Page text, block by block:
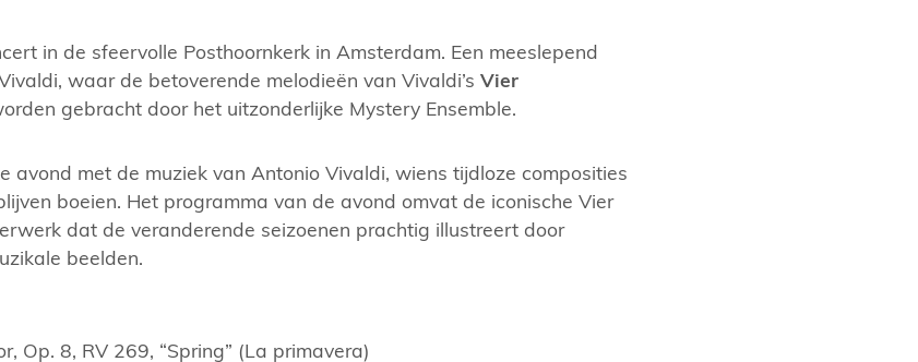
in de sfeervolle Posthoornkerk in Amsterdam. Een meeslepend
waar de betoverende melodieën van Vivaldi’s Vier
gebracht door het uitzonderlijke Mystery Ensemble.
avond met de muziek van Antonio Vivaldi, wiens tijdloze composities
boeien. Het programma van de avond omvat de iconische Vier
dat de veranderende seizoenen prachtig illustreert door
beelden.
Op. 8, RV 269, “Spring” (La primavera)